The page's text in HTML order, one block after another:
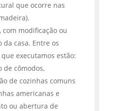
que ocorre nas
com modificação ou
da casa. Entre os
executamos estão:
de cômodos,
de cozinhas comuns
americanas e
ou abertura de